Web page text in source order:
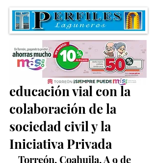
Buscan fortalecer la
educación vial con la
colaboración de la
sociedad civil y la
Iniciativa Privada
Torreón, Coahuila. A 9 de